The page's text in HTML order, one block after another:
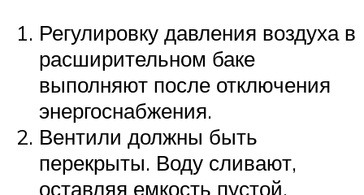
Регулировку давления воздуха в
расширительном баке
выполняют после отключения
энергоснабжения.
Вентили должны быть
перекрыты. Воду сливают,
оставляя емкость пустой.